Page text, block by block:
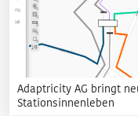
Adaptricity AG bringt
Stationsinnenleben